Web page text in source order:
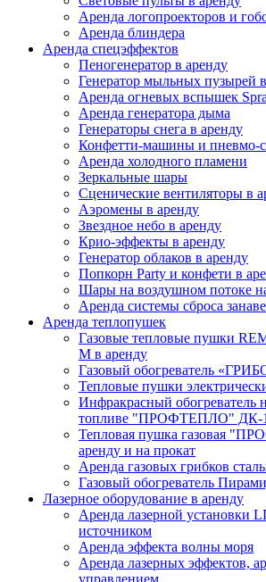
Аренда логопроекторов и
Аренда блиндера
Аренда спецэффектов
Пеногенератор в аренду
Генератор мыльных пузырей
Аренда огневых вспышек
Аренда генератора дыма
Генераторы снега в аренду
Конфетти-машины и пневмо-
Аренда холодного пламени
Зеркальные шары
Сценические вентиляторы в
Аэромены в аренду
Звездное небо в аренду
Крио-эффекты в аренду
Генератор облаков в аренду
Попкорн Party и конфети в
Шары на воздушном потоке
Аренда cистемы сброса
Аренда теплопушек
Газовые тепловые пушки
M в аренду
Газовый обогреватель
Тепловые пушки
Инфракрасный обогреватель
топливе "ПРОФТЕПЛО" ДК-
Тепловая пушка газовая
аренду и на прокат
Аренда газовых грибков
Газовый обогреватель
Лазерное оборудование в аренду
Аренда лазерной установки
источником
Аренда эффекта волны моря
Аренда лазерных эффектов,